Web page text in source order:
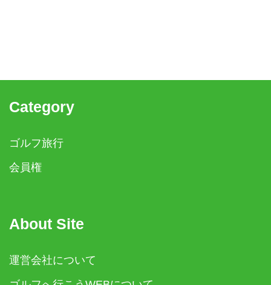
Category
ゴルフ旅行
会員権
About Site
運営会社について